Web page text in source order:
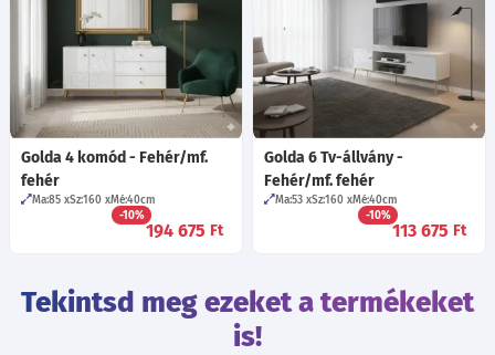
Golda 4 komód - Fehér/mf.
fehér
Ma:85 Sz:160 Mé:40cm
-10%
194 675 Ft
Golda 6 Tv-állvány -
Fehér/mf. fehér
Ma:53 Sz:160 Mé:40cm
-10%
113 675 Ft
Tekintsd meg ezeket a termékeket
is!